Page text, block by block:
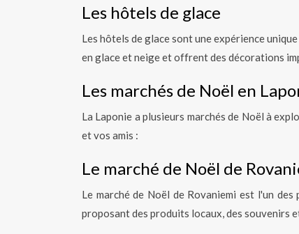
Les hôtels de glace
Les hôtels de glace sont une expérience
en glace et neige et offrent des décorations
Les marchés de Noël en
La Laponie a plusieurs marchés de Noël à
et vos amis :
Le marché de Noël de
Le marché de Noël de Rovaniemi est l'un
proposant des produits locaux, des souvenirs